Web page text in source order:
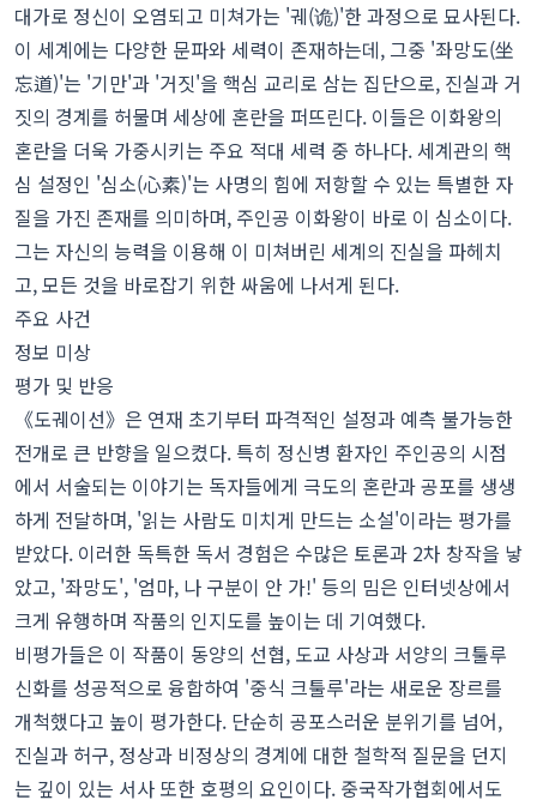
대가로 정신이 오염되고 미쳐가는 '궤(诡)'한 과정으로 묘사된다.
이 세계에는 다양한 문파와 세력이 존재하는데, 그중 '좌망도(坐
忘道)'는 '기만'과 '거짓'을 핵심 교리로 삼는 집단으로, 진실과 거
짓의 경계를 허물며 세상에 혼란을 퍼뜨린다. 이들은 이화왕의
혼란을 더욱 가중시키는 주요 적대 세력 중 하나다. 세계관의 핵
심 설정인 '심소(心素)'는 사명의 힘에 저항할 수 있는 특별한 자
질을 가진 존재를 의미하며, 주인공 이화왕이 바로 이 심소이다.
그는 자신의 능력을 이용해 이 미쳐버린 세계의 진실을 파헤치
고, 모든 것을 바로잡기 위한 싸움에 나서게 된다.
주요 사건
정보 미상
평가 및 반응
《도궤이선》은 연재 초기부터 파격적인 설정과 예측 불가능한
전개로 큰 반향을 일으켰다. 특히 정신병 환자인 주인공의 시점
에서 서술되는 이야기는 독자들에게 극도의 혼란과 공포를 생생
하게 전달하며, '읽는 사람도 미치게 만드는 소설'이라는 평가를
받았다. 이러한 독특한 독서 경험은 수많은 토론과 2차 창작을 낳
았고, '좌망도', '엄마, 나 구분이 안 가!' 등의 밈은 인터넷상에서
크게 유행하며 작품의 인지도를 높이는 데 기여했다.
비평가들은 이 작품이 동양의 선협, 도교 사상과 서양의 크툴루
신화를 성공적으로 융합하여 '중식 크툴루'라는 새로운 장르를
개척했다고 높이 평가한다. 단순히 공포스러운 분위기를 넘어,
진실과 허구, 정상과 비정상의 경계에 대한 철학적 질문을 던지
는 깊이 있는 서사 또한 호평의 요인이다. 중국작가협회에서도